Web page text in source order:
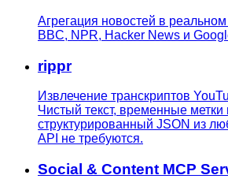
Агрегация новостей в
BBC, NPR, Hacker News и
rippr
Извлечение транскриптов
Чистый текст, временные метки
структурированный JSON из
API не требуются.
Social & Content MCP